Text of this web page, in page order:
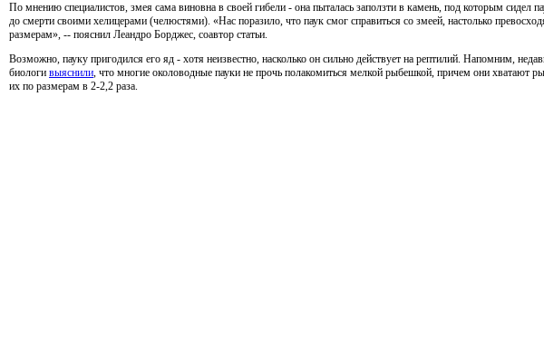
По мнению специалистов, змея сама виновна в своей гибели - она пыталась заползти в камень, под которым сидел
до смерти своими хелицерами (челюстями). «Нас поразило, что паук смог справиться со змеей, настолько
размерам», -- пояснил Леандро Борджес, соавтор статьи.
Возможно, пауку пригодился его яд - хотя неизвестно, насколько он сильно действует на рептилий. Напомним,
биологи выяснили, что многие околоводные пауки не прочь полакомиться мелкой рыбешкой, причем они хватают
их по размерам в 2-2,2 раза.